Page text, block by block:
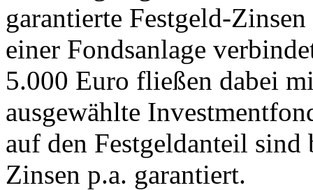
garantierte Festgeld-
einer Fondsanlage
5.000 Euro fließen dabei
ausgewählte
auf den Festgeldanteil
Zinsen p.a. garantiert.